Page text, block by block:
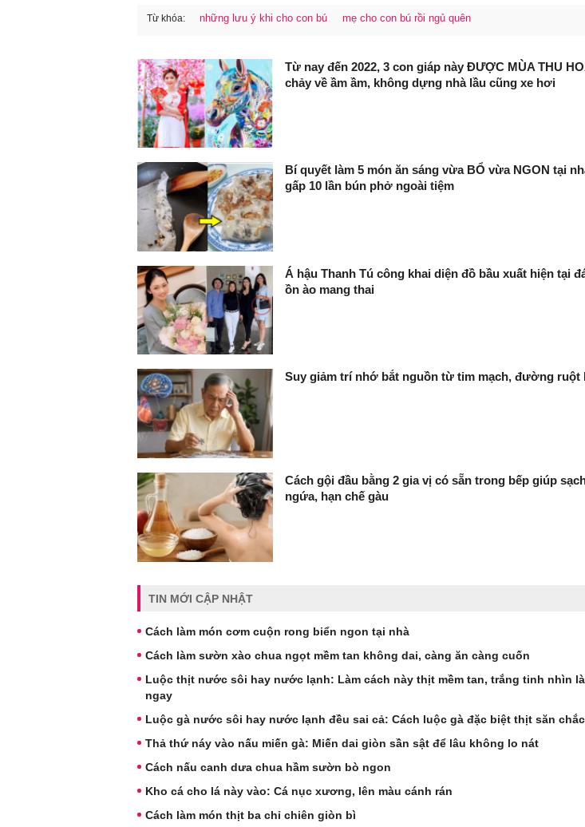
Từ khóa: những lưu ý khi cho con bú mẹ cho con bú rồi ngủ quên
Từ nay đến 2022, 3 con giáp này ĐƯỢC MÙA THU
chảy về ầm ầm, không dựng nhà lầu cũng xe hơi
Bí quyết làm 5 món ăn sáng vừa BỔ vừa NGON tại
gấp 10 lần bún phở ngoài tiệm
Á hậu Thanh Tú công khai diện đồ bầu xuất hiện tại
ồn ào mang thai
Suy giảm trí nhớ bắt nguồn từ tim mạch, đường ruột
Cách gội đầu bằng 2 gia vị có sẵn trong bếp giúp
ngứa, hạn chế gàu
TIN MỚI CẬP NHẬT
Cách làm món cơm cuộn rong biển ngon tại nhà
Cách làm sườn xào chua ngọt mềm tan không dai, càng ăn càng cuốn
Luộc thịt nước sôi hay nước lạnh: Làm cách này thịt mềm tan, trắng tinh nhìn
ngay
Luộc gà nước sôi hay nước lạnh đều sai cả: Cách luộc gà đặc biệt thịt săn
Thả thứ náy vào nấu miến gà: Miến dai giòn sần sật để lâu không lo nát
Cách nấu canh dưa chua hầm sườn bò ngon
Kho cá cho lá này vào: Cá nục xương, lên màu cánh rán
Cách làm món thịt ba chỉ chiên giòn bì